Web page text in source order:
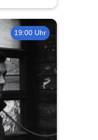
19:00 Uhr